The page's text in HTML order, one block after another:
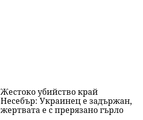
Жестоко убийство край
Несебър: Украинец е задържан,
жертвата е с прерязано гърло